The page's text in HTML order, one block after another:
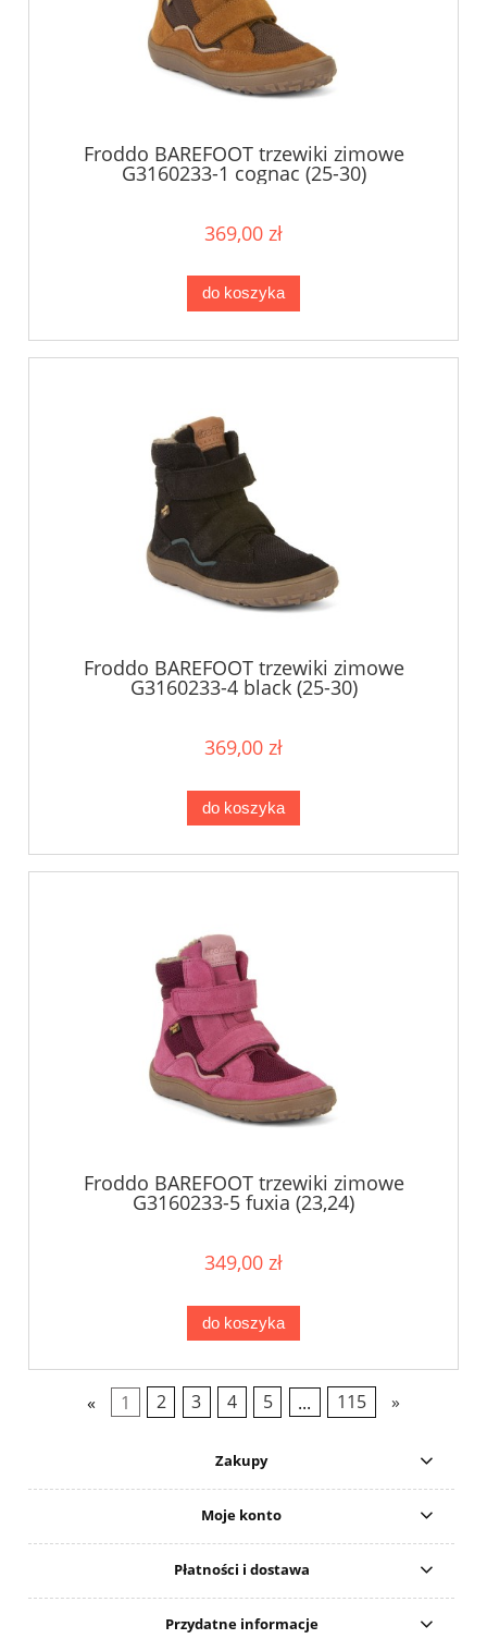
Froddo BAREFOOT trzewiki zimowe
G3160233-1 cognac (25-30)
369,00 zł
do koszyka
Froddo BAREFOOT trzewiki zimowe
G3160233-4 black (25-30)
369,00 zł
do koszyka
Froddo BAREFOOT trzewiki zimowe
G3160233-5 fuxia (23,24)
349,00 zł
do koszyka
« 1 2 3 4 5 ... 115 »
Zakupy
Moje konto
Płatności i dostawa
Przydatne informacje